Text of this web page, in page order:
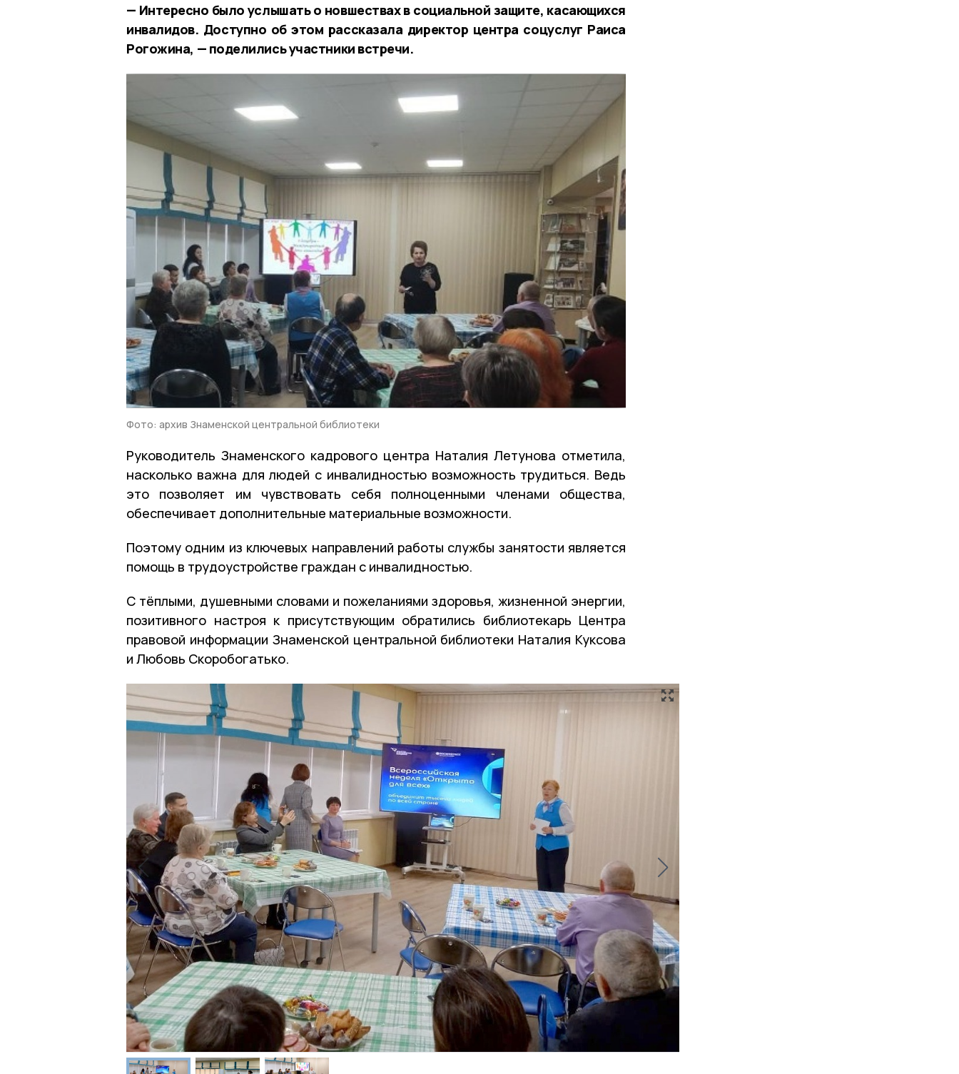
— Интересно было услышать о новшествах в социальной защите, касающихся
инвалидов. Доступно об этом рассказала директор центра соцуслуг Раиса
Рогожина, — поделились участники встречи.
Фото: архив Знаменской центральной библиотеки
Руководитель Знаменского кадрового центра Наталия Летунова отметила,
насколько важна для людей с инвалидностью возможность трудиться. Ведь
это позволяет им чувствовать себя полноценными членами общества,
обеспечивает дополнительные материальные возможности.
Поэтому одним из ключевых направлений работы службы занятости является
помощь в трудоустройстве граждан с инвалидностью.
С тёплыми, душевными словами и пожеланиями здоровья, жизненной энергии,
позитивного настроя к присутствующим обратились библиотекарь Центра
правовой информации Знаменской центральной библиотеки Наталия Куксова
и Любовь Скоробогатько.